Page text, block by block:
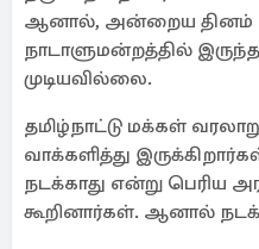
ஆனால், அன்றைய தினம்
நாடாளுமன்றத்தில்
முடியவில்லை.
தமிழ்நாட்டு மக்கள்
வாக்களித்து
நடக்காது என்று பெரிய
கூறினார்கள். ஆனால்